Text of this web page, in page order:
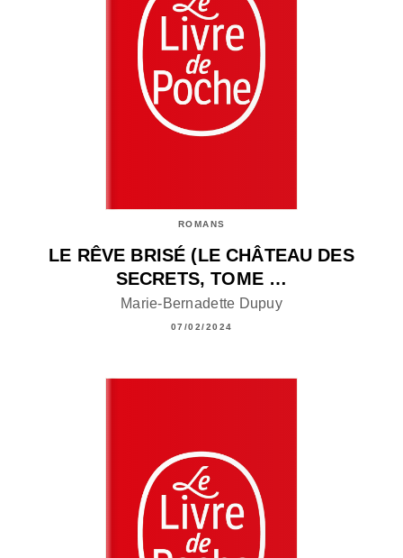
ROMANS
LE RÊVE BRISÉ (LE CHÂTEAU DES
SECRETS, TOME …
Marie-Bernadette Dupuy
07/02/2024